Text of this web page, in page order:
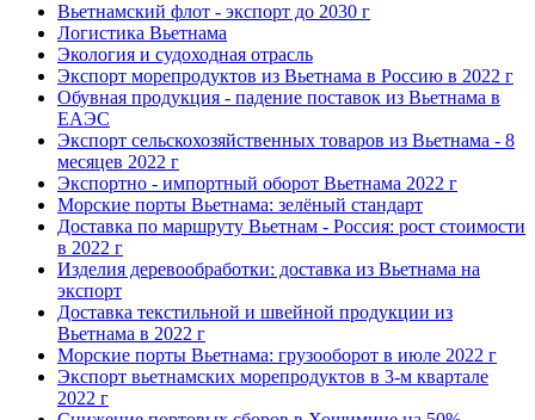
Вьетнамский флот - экспорт до 2030 г
Логистика Вьетнама
Экология и судоходная отрасль
Экспорт морепродуктов из Вьетнама в Россию в 2022 г
Обувная продукция - падение поставок из Вьетнама в
ЕАЭС
Экспорт сельскохозяйственных товаров из Вьетнама - 8
месяцев 2022 г
Экспортно - импортный оборот Вьетнама 2022 г
Морские порты Вьетнама: зелёный стандарт
Доставка по маршруту Вьетнам - Россия: рост стоимости
в 2022 г
Изделия деревообработки: доставка из Вьетнама на
экспорт
Доставка текстильной и швейной продукции из
Вьетнама в 2022 г
Морские порты Вьетнама: грузооборот в июле 2022 г
Экспорт вьетнамских морепродуктов в 3-м квартале
2022 г